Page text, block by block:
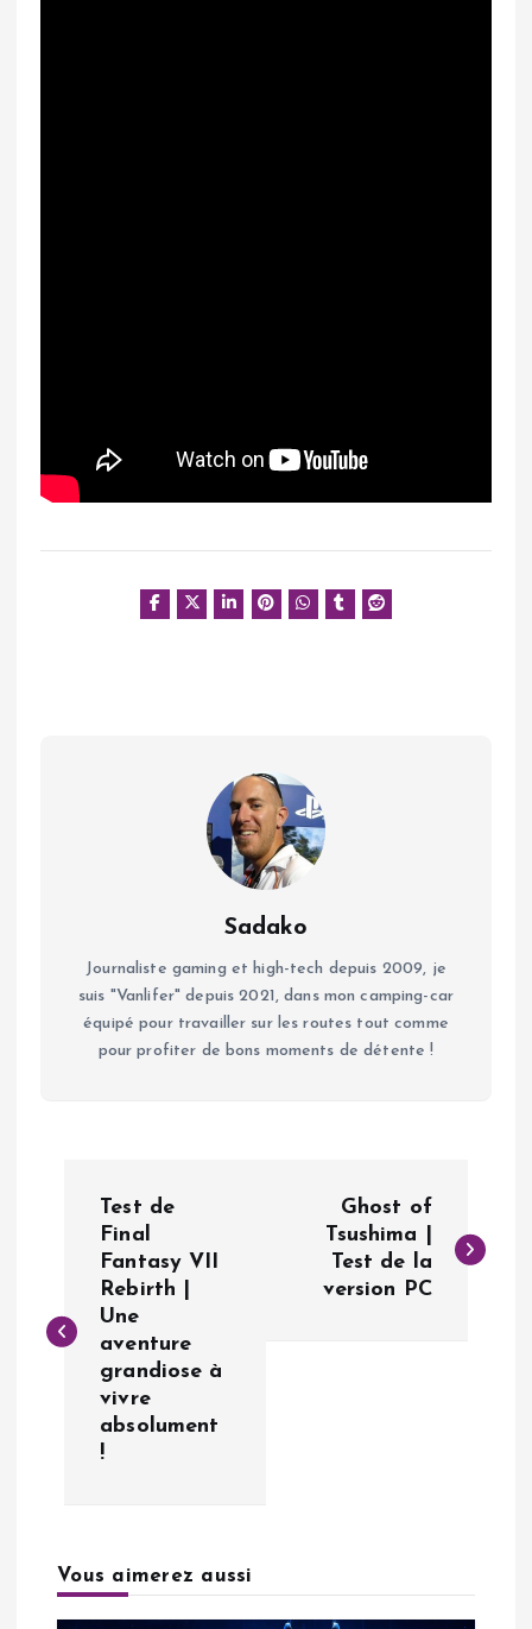
Sadako
Journaliste gaming et high-tech depuis 2009, je
suis "Vanlifer" depuis 2021, dans mon camping-car
équipé pour travailler sur les routes tout comme
pour profiter de bons moments de détente !
v
i
Test de
Final
Fantasy VII
Rebirth |
Une
aventure
grandiose à
vivre
absolument
!
Ghost of
Tsushima |
Test de la
version PC
Vous aimerez aussi